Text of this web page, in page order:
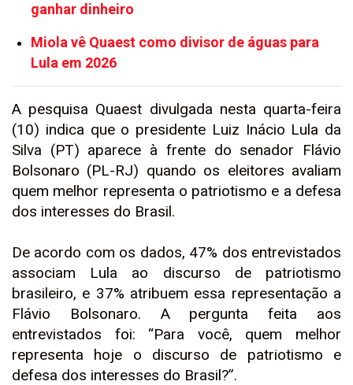
ganhar dinheiro
Miola vê Quaest como divisor de águas para
Lula em 2026
A pesquisa Quaest divulgada nesta quarta-feira
(10) indica que o presidente Luiz Inácio Lula da
Silva (PT) aparece à frente do senador Flávio
Bolsonaro (PL-RJ) quando os eleitores avaliam
quem melhor representa o patriotismo e a defesa
dos interesses do Brasil.
De acordo com os dados, 47% dos entrevistados
associam Lula ao discurso de patriotismo
brasileiro, e 37% atribuem essa representação a
Flávio Bolsonaro. A pergunta feita aos
entrevistados foi: “Para você, quem melhor
representa hoje o discurso de patriotismo e
defesa dos interesses do Brasil?”.